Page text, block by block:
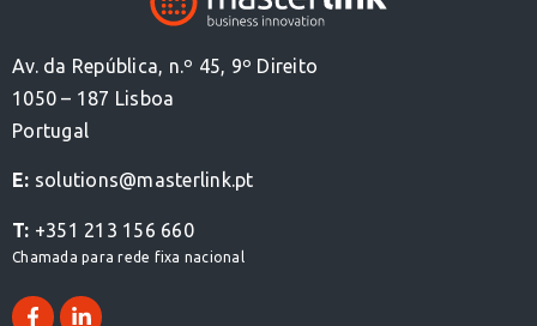
Av. da República, n.º 45, 9º Direito
1050 – 187 Lisboa
Portugal
E: solutions@masterlink.pt
T: +351 213 156 660
Chamada para rede fixa nacional